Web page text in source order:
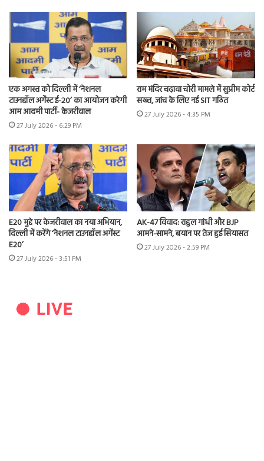
एक अगस्त को दिल्ली में ‘नेशनल
टाउनहॉल अगेंस्ट ई-20’ का आयोजन करेगी
आम आदमी पार्टी- केजरीवाल
27 July 2026 - 6:29 PM
राम मंदिर चढ़ावा चोरी मामले में सुप्रीम कोर्ट
सख्त, जांच के लिए नई SIT गठित
27 July 2026 - 4:35 PM
E20 मुद्दे पर केजरीवाल का नया अभियान,
दिल्ली में करेंगे ‘नेशनल टाउनहॉल अगेंस्ट
E20’
27 July 2026 - 3:51 PM
AK-47 विवाद: राहुल गांधी और BJP
आमने-सामने, बयान पर तेज हुई सियासत
27 July 2026 - 2:59 PM